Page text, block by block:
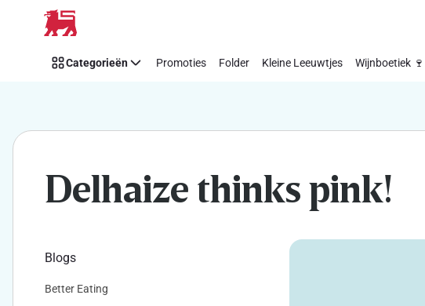
Overslaan
Makkelijk
Categorieën Promoties Folder Kleine Leeuwtjes Wijnboetiek 🍷
Delhaize thinks pink!
Blogs
Better Eating